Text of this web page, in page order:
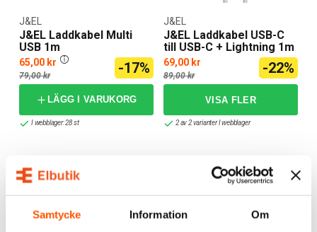
Samtycke Information Om
J&EL Laddkabel Multi
USB 1m
J&EL
65,00 kr
79,00 kr -17%
LÄGG I VARUKORG
I webblager: 28 st
J&EL Laddkabel USB-C
till USB-C + Lightning 1m
J&EL
69,00 kr
89,00 kr -22%
2 av 2 varianter I webblager